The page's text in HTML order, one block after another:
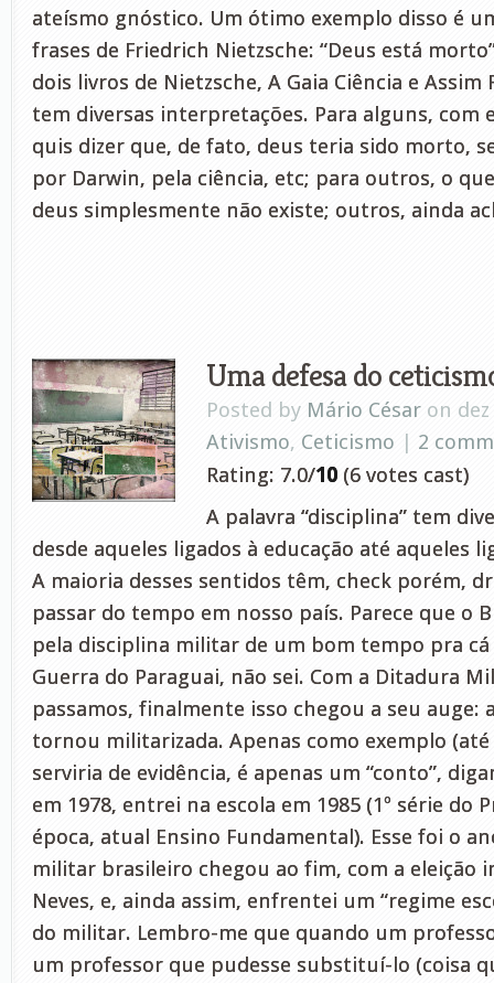
ateísmo gnóstico. Um ótimo exemplo disso é
frases de Friedrich Nietzsche: “Deus está
dois livros de Nietzsche, A Gaia Ciência e
tem diversas interpretações. Para alguns, com
quis dizer que, de fato, deus teria sido morto,
por Darwin, pela ciência, etc; para outros, o
deus simplesmente não existe; outros, ainda
Uma defesa do
Posted by Mário César on
Ativismo, Ceticismo | 2
Rating: 7.0/10 (6 votes cast)
A palavra “disciplina” tem
desde aqueles ligados à educação até aqueles
A maioria desses sentidos têm, check porém,
passar do tempo em nosso país. Parece que o
pela disciplina militar de um bom tempo pra cá
Guerra do Paraguai, não sei. Com a Ditadura
passamos, finalmente isso chegou a seu auge:
tornou militarizada. Apenas como exemplo
serviria de evidência, é apenas um “conto”,
em 1978, entrei na escola em 1985 (1º série do
época, atual Ensino Fundamental). Esse foi o
militar brasileiro chegou ao fim, com a eleição
Neves, e, ainda assim, enfrentei um “regime
do militar. Lembro-me que quando um
um professor que pudesse substituí-lo (coisa